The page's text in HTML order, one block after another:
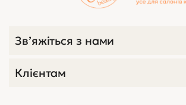
Зв’яжіться з нами
Клієнтам